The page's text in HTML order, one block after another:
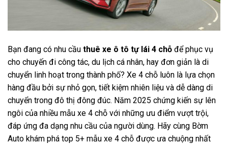
Bạn đang có nhu cầu thuê xe ô tô tự lái 4 chỗ để phục vụ
cho chuyến đi công tác, du lịch cá nhân, hay đơn giản là di
chuyển linh hoạt trong thành phố? Xe 4 chỗ luôn là lựa chọn
hàng đầu bởi sự nhỏ gọn, tiết kiệm nhiên liệu và dễ dàng di
chuyển trong đô thị đông đúc. Năm 2025 chứng kiến sự lên
ngôi của nhiều mẫu xe 4 chỗ với những ưu điểm vượt trội,
đáp ứng đa dạng nhu cầu của người dùng. Hãy cùng Bờm
Auto khám phá top 5+ mẫu xe 4 chỗ được ưa chuộng nhất